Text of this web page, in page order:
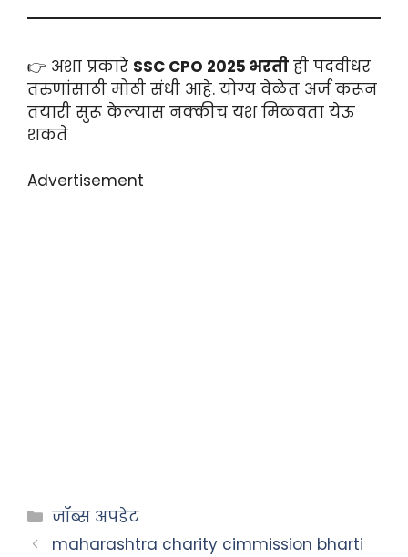
👉 अशा प्रकारे SSC CPO 2025 भरती ही पदवीधर
तरुणांसाठी मोठी संधी आहे. योग्य वेळेत अर्ज करून
तयारी सुरू केल्यास नक्कीच यश मिळवता येऊ
शकते
Advertisement
जॉब्स अपडेट
maharashtra charity cimmission bharti